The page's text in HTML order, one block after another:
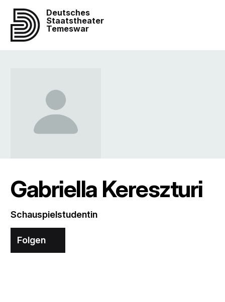
Deutsches
Staatstheater
Temeswar
Gabriella Kereszturi
Schauspielstudentin
Folgen